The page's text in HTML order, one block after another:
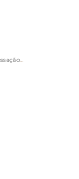
Sistema nervoso e cessação tabágica